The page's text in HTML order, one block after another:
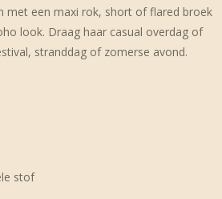
met een maxi rok, short of flared broek
look. Draag haar casual overdag of
stranddag of zomerse avond.
stof